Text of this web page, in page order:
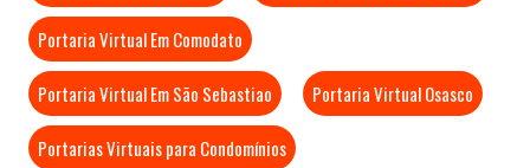
Portaria Virtual Em Comodato
Portaria Virtual Em São Sebastiao Portaria Virtual Osasco
Portarias Virtuais para Condomínios